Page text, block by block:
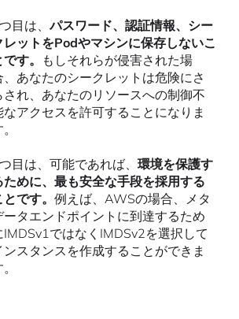
目は、パスワード、認証情報、シー
レットをPodやマシンに保存しないこ
です。
もしそれらが侵害された場
、あなたのシークレットは危険にさ
され、あなたのリソースへの制御不
なアクセスを許可することになりま
目は、可能であれば、環境を保護す
ために、最も安全な手段を採用する
とです。例えば、AWSの場合、メタ
ータエンドポイントに到達するため
IMDSv1ではなくIMDSv2を選択して
ンスタンスを作成することができま